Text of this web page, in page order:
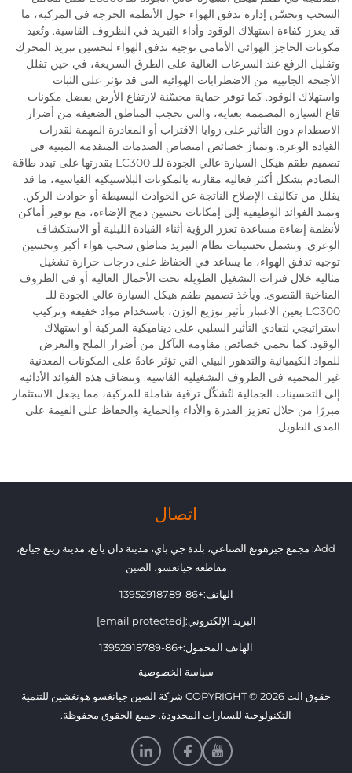
السحب وتحسّن إدارة تدفق الهواء حول الأنظمة الحرجة في المركبة، ما
قد يعزز كفاءة استهلاك الوقود وأداء التبريد في الظروف القاسية. وتُعيد
مكونات الحاجز الهوائي الأمامي توجيه تدفق الهواء لتحسين تبريد المحرك
وتقليل الرفع عند السرعات العالية على الطرق السريعة، في حين تقلل
الأجنحة الجانبية من الاضطرابات الهوائية التي قد تؤثر على الثبات
واستهلاك الوقود. كما توفر حماية محسّنة لارتفاع الأرض بفضل مكونات
قاع السيارة المصممة بعناية، والتي تحجب المناطق الضعيفة من أضرار
الاصطدام دون التأثير على زوايا الاقتراب أو المغادرة المهمة لقدرات
القيادة الوعرة. وتمتاز خصائص امتصاص الصدمات المتقدمة المبنية في
تصميم طقم هيكل السيارة عالي الجودة للـ LC300 بقدرتها على تبدد طاقة
التصادم بشكل أكثر فعالية مقارنة بالمكونات البلاستيكية القياسية، ما قد
يقلل من تكاليف الإصلاح الناتجة عن الحوادث البسيطة أو حوادث الركن.
وتمتد الفوائد الوظيفية إلى إمكانات تحسين دمج الإضاءة، مع توفير أماكن
لأنظمة إضاءة مساعدة تعزز الرؤية أثناء القيادة الليلية أو الاستكشاف
الوعري. وتشمل تحسينات نظام التبريد مناطق سحب هواء أكبر وتحسين
توجيه تدفق الهواء، ما يساعد في الحفاظ على درجات حرارة تشغيل
مثالية خلال فترات التشغيل الطويلة تحت الأحمال العالية أو في الظروف
المناخية القصوى. ويأخذ تصميم طقم هيكل السيارة عالي الجودة للـ
LC300 بعين الاعتبار تأثير توزيع الوزن، باستخدام مواد خفيفة وتركيب
استراتيجي لتفادي التأثير السلبي على ديناميكية المركبة أو استهلاك
الوقود. كما تحمي خصائص مقاومة التآكل من أضرار الملح والتعرض
للمواد الكيميائية والتدهور البيئي التي تؤثر عادةً على المكونات المعدنية
غير المحمية في الظروف التشغيلية القاسية. وتتضاف هذه الفوائد الأدائية
إلى التحسينات الجمالية لتُشكّل ترقية شاملة للمركبة، مما يجعل الاستثمار
مبررًا من خلال تعزيز القدرة والأداء والحماية والحفاظ على القيمة على
المدى الطويل.
اتصال
Add: مجمع جيزهونغ الصناعي، بلدة جي باي، مدينة دان يانغ، مدينة زينغ جيانغ،
مقاطعة جيانغسو، الصين
الهاتف:+86-13952918789
البريد الإلكتروني:[email protected]
الهاتف المحمول:+86-13952918789
سياسة الخصوصية
حقوق الت COPYRIGHT © 2026 شركة الصين جيانغسو هونغشين للتنمية
التكنولوجية للسيارات المحدودة. جميع الحقوق محفوظة.